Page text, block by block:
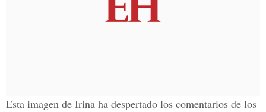
Esta imagen de Irina ha despertado los comentarios de los